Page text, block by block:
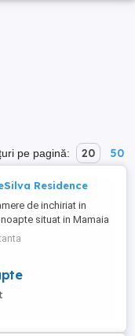
pe pagină: 20 50
Residence
de inchiriat in
situat in Mamaia
in complexul De
cea mai
apartamente pe
mare si la lac, cu
Loft si la plaja